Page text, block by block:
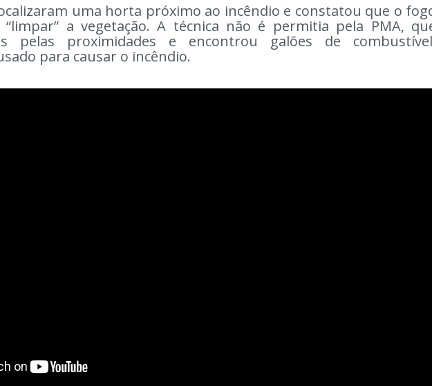
uma horta próximo ao incêndio e constatou que o
a vegetação. A técnica não é permitia pela PMA,
pelas proximidades e encontrou galões de
para causar o incêndio.